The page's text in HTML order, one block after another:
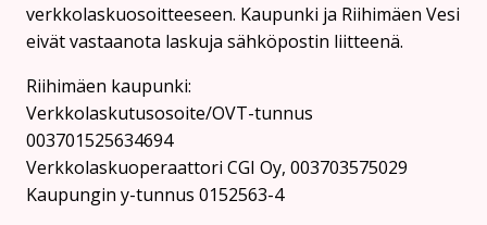
verkkolaskuosoitteeseen. Kaupunki ja Riihimäen Vesi
eivät vastaanota laskuja sähköpostin liitteenä.
Riihimäen kaupunki:
Verkkolaskutusosoite/OVT-tunnus
003701525634694
Verkkolaskuoperaattori CGI Oy, 003703575029
Kaupungin y-tunnus 0152563-4